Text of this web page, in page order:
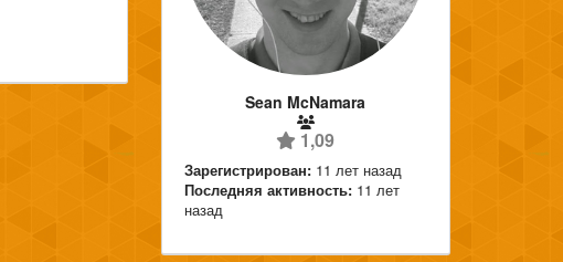
Sean McNamara
1,09
Зарегистрирован: 11 лет назад
Последняя активность: 11 лет
назад